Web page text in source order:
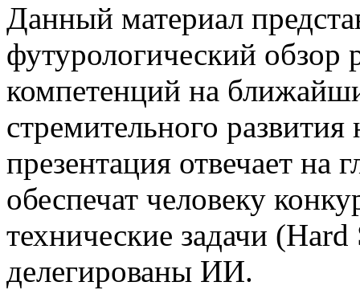
Данный материал
футурологический обзор
компетенций на
стремительного
презентация отвечает на
обеспечат человеку
технические задачи
делегированы ИИ.